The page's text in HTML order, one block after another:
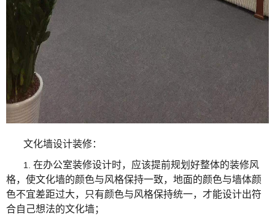
文化墙设计装修：
1. 在办公室装修设计时，应该提前规划好整体的装修风
格，使文化墙的颜色与风格保持一致，地面的颜色与墙体颜
色不宜差距过大，只有颜色与风格保持统一，才能设计出符
合自己想法的文化墙；